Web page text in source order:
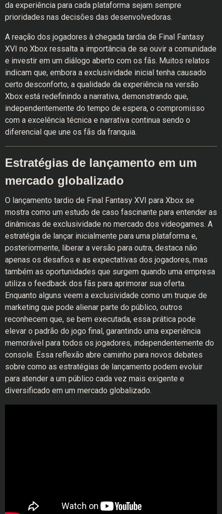
da experiência para cada plataforma sejam sempre
prioridades nas decisões das desenvolvedoras.
A reação dos jogadores à chegada tardia de Final Fantasy
XVI no Xbox ressalta a importância de se ouvir a comunidade
e investir em um diálogo aberto com os fãs. Muitos relatos
indicam que, embora a exclusividade inicial tenha causado
certo desconforto, a qualidade da experiência na versão
Xbox está redefinindo a narrativa, demonstrando que,
independentemente do tempo de espera, o compromisso
com a excelência técnica e narrativa continua sendo o
diferencial que une os fãs da franquia.
Estratégias de lançamento em um
mercado globalizado
O lançamento tardio de Final Fantasy XVI para Xbox se
mostra como um estudo de caso fascinante para entender as
dinâmicas de exclusividade no mercado dos videogames. A
estratégia de lançar inicialmente para uma plataforma e,
posteriormente, liberar a versão para outra, destaca não
apenas os desafios e as expectativas dos jogadores, mas
também as oportunidades que surgem quando uma empresa
utiliza o feedback dos fãs para aprimorar sua oferta.
Enquanto alguns veem a exclusividade como um truque de
marketing que pode alienar parte do público, outros
reconhecem que, se bem executada, essa prática pode
elevar o padrão do jogo final, garantindo uma experiência
memorável para todos os jogadores, independentemente do
console. Essa reflexão abre caminho para novos debates
sobre como as estratégias de lançamento podem evoluir
para atender a um público cada vez mais exigente e
diversificado em um mercado globalizado.